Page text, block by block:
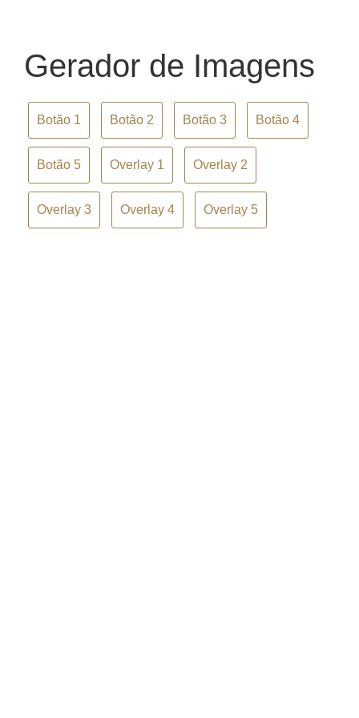
Gerador de Imagens
Botão 1 Botão 2 Botão 3 Botão 4
Botão 5 Overlay 1 Overlay 2
Overlay 3 Overlay 4 Overlay 5